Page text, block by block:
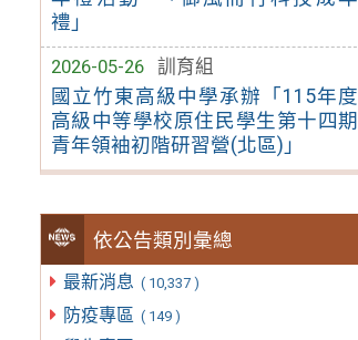
禮」
2026-05-26
訓育組
國立竹東高級中學承辦「115年度
高級中等學校原住民學生第十四期
青年領袖初階研習營(北區)」
依公告類別彙總
最新消息 ( 10,337 )
防疫專區 ( 149 )